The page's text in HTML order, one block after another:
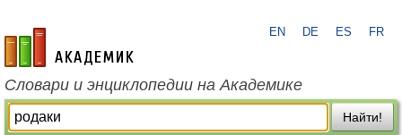
academic.ru
EN DE ES FR
Словари и энциклопедии на Академике
Найти!